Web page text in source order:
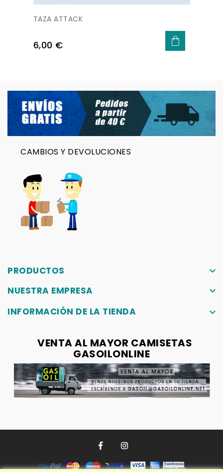
TAZA ATTACK
Precio
6,00 €
CAMBIOS Y DEVOLUCIONES
PRODUCTOS
keyboard_arrow_down
NUESTRA EMPRESA
keyboard_arrow_down
INFORMACIÓN DE LA TIENDA
keyboard_arrow_down
VENTA AL MAYOR CAMISETAS
GASOILONLINE